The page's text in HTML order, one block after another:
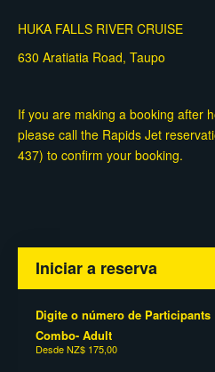
HUKA FALLS RIVER CRUISE
630 Aratiatia Road, Taupo
If you are making a booking after
please call the Rapids Jet
437) to confirm your booking.
Iniciar a reserva
Digite o número de Participants
Combo- Adult
DesdeNZ$ 175,00